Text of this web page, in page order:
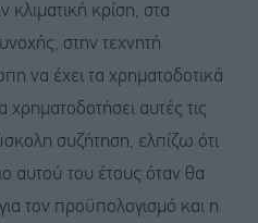
κλιματική κρίση, στα
στην τεχνητή
να έχει τα χρηματοδοτικά
χρηματοδοτήσει αυτές τις
συζήτηση, ελπίζω ότι
αυτού του έτους όταν θα
τον προϋπολογισμό και η